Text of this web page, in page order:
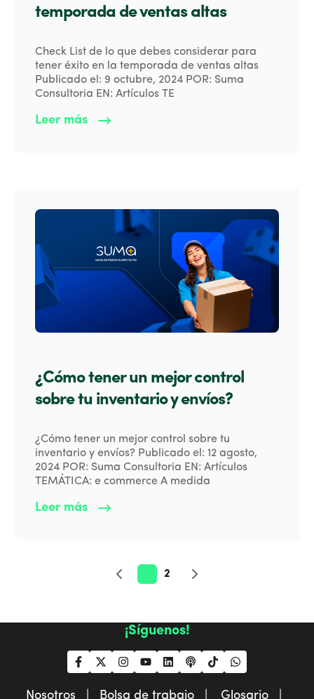
temporada de ventas altas
Check List de lo que debes considerar para
tener éxito en la temporada de ventas altas
Publicado el: 9 octubre, 2024 POR: Suma
Consultoria EN: Artículos TE
Leer más
¿Cómo tener un mejor control
sobre tu inventario y envíos?
¿Cómo tener un mejor control sobre tu
inventario y envíos? Publicado el: 12 agosto,
2024 POR: Suma Consultoria EN: Artículos
TEMÁTICA: e commerce A medida
Leer más
2
¡Síguenos!
Nosotros | Bolsa de trabajo | Glosario |